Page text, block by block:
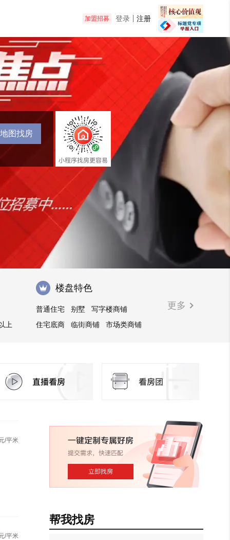
加盟招募 登录 注册
地图找房
上
楼盘特色
普通住宅 别墅
写字楼商铺
住宅底商
临街商铺
市场类商铺
更多
/平米
/平米
帮我找房